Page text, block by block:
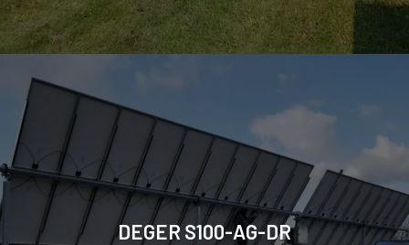
DEGER S100-AG-DR